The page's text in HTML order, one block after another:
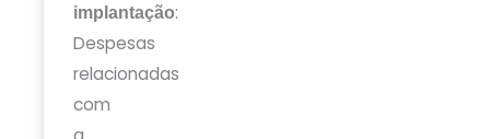
implantação:
Despesas
relacionadas
com